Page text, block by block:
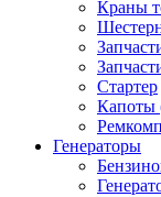
Краны
Стартер
Капоты
Генераторы